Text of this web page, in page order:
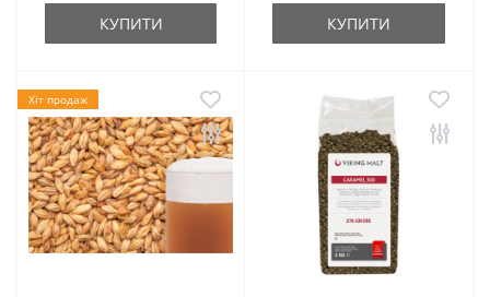
КУПИТИ КУПИТИ
Хіт продаж